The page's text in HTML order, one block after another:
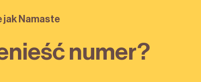
jak Namaste
numer?